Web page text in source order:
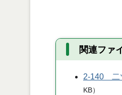
関連ファ
2-140 二
KB）